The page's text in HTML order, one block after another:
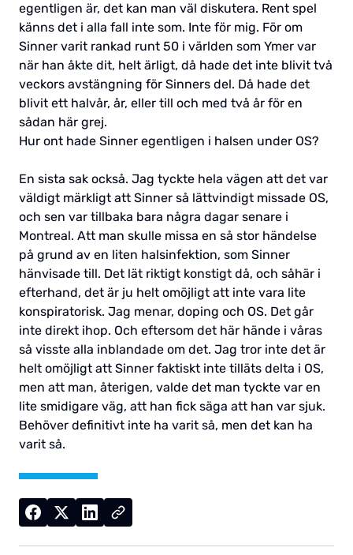
egentligen är, det kan man väl diskutera. Rent spel
känns det i alla fall inte som. Inte för mig. För om
Sinner varit rankad runt 50 i världen som Ymer var
när han åkte dit, helt ärligt, då hade det inte blivit två
veckors avstängning för Sinners del. Då hade det
blivit ett halvår, år, eller till och med två år för en
sådan här grej.
Hur ont hade Sinner egentligen i halsen under OS?
En sista sak också. Jag tyckte hela vägen att det var
väldigt märkligt att Sinner så lättvindigt missade OS,
och sen var tillbaka bara några dagar senare i
Montreal. Att man skulle missa en så stor händelse
på grund av en liten halsinfektion, som Sinner
hänvisade till. Det lät riktigt konstigt då, och såhär i
efterhand, det är ju helt omöjligt att inte vara lite
konspiratorisk. Jag menar, doping och OS. Det går
inte direkt ihop. Och eftersom det här hände i våras
så visste alla inblandade om det. Jag tror inte det är
helt omöjligt att Sinner faktiskt inte tilläts delta i OS,
men att man, återigen, valde det man tyckte var en
lite smidigare väg, att han fick säga att han var sjuk.
Behöver definitivt inte ha varit så, men det kan ha
varit så.